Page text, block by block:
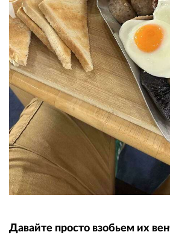
Давайте просто взобьем их